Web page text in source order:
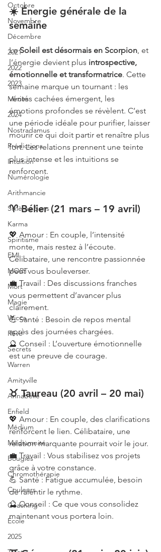
Octobre
Novembre
Décembre
2021
2022
2023
Miroirs
2024
Nostradamus
Prédictions
Intuition
Numérologie
Arithmancie
Sixième Sens
Karma
Spiritisme
EMI
MORT
Mort
Magie
Wicca
Rêve
Secrets
Warren
Amityville
Annabelle
Enfield
Médium
Médiumnité
Bougies
Chromothérapie
Couleurs
Coaching
École
2025
☀️ Énergie générale de la
semaine
Le Soleil est désormais en Scorpion, et
l’énergie devient plus introspective,
émotionnelle et transformatrice. Cette
semaine marque un tournant : les
vérités cachées émergent, les
émotions profondes se révèlent. C’est
une période idéale pour purifier, laisser
mourir ce qui doit partir et renaître plus
fort. Les relations prennent une teinte
plus intense et les intuitions se
renforcent.
♈ Bélier (21 mars – 19 avril)
💖 Amour : En couple, l’intensité
monte, mais restez à l’écoute.
Célibataire, une rencontre passionnée
peut vous bouleverser.
💼 Travail : Des discussions franches
vous permettent d’avancer plus
clairement.
💪 Santé : Besoin de repos mental
après des journées chargées.
🔮 Conseil : L’ouverture émotionnelle
est une preuve de courage.
♉ Taureau (20 avril – 20 mai)
💖 Amour : En couple, des clarifications
renforcent le lien. Célibataire, une
relation marquante pourrait voir le jour.
💼 Travail : Vous stabilisez vos projets
grâce à votre constance.
💪 Santé : Fatigue accumulée, besoin
de ralentir le rythme.
🔮 Conseil : Ce que vous consolidez
maintenant vous portera loin.